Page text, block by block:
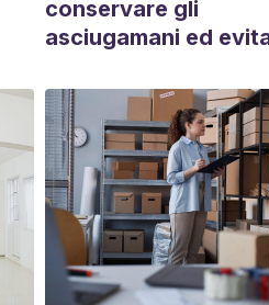
conservare gli
asciugamani ed